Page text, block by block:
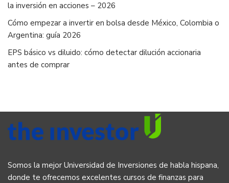
la inversión en acciones – 2026
Cómo empezar a invertir en bolsa desde México, Colombia o
Argentina: guía 2026
EPS básico vs diluido: cómo detectar dilución accionaria
antes de comprar
Somos la mejor Universidad de Inversiones de habla hispana,
donde te ofrecemos excelentes cursos de finanzas para